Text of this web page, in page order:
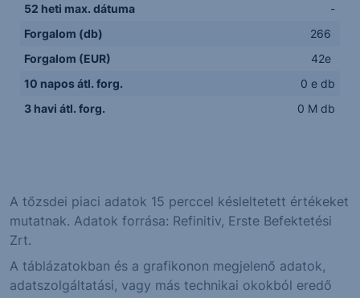
52 heti max. dátuma
-
Forgalom (db)
266
Forgalom (EUR)
42e
10 napos átl. forg.
0 e db
3 havi átl. forg.
0 M db
A tőzsdei piaci adatok 15 perccel késleltetett értékeket
mutatnak. Adatok forrása: Refinitiv, Erste Befektetési
Zrt.
A táblázatokban és a grafikonon megjelenő adatok,
adatszolgáltatási, vagy más technikai okokból eredő